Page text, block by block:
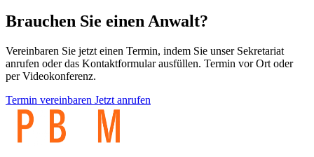
Brauchen Sie einen Anwalt?
Vereinbaren Sie jetzt einen Termin, indem Sie unser Sekretariat
anrufen oder das Kontaktformular ausfüllen. Termin vor Ort oder
per Videokonferenz.
Termin vereinbaren Jetzt anrufen